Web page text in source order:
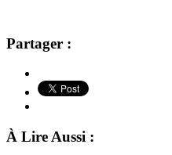
Partager :
À Lire Aussi :